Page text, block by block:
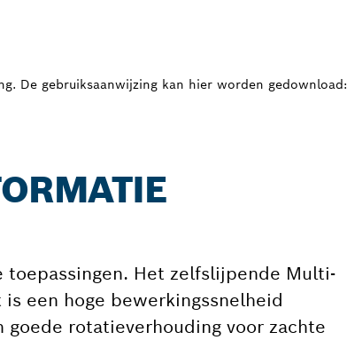
De gebruiksaanwijzing kan hier worden gedownload:
toepassingen. Het zelfslijpende Multi-
een hoge bewerkingssnelheid
rotatieverhouding voor zachte